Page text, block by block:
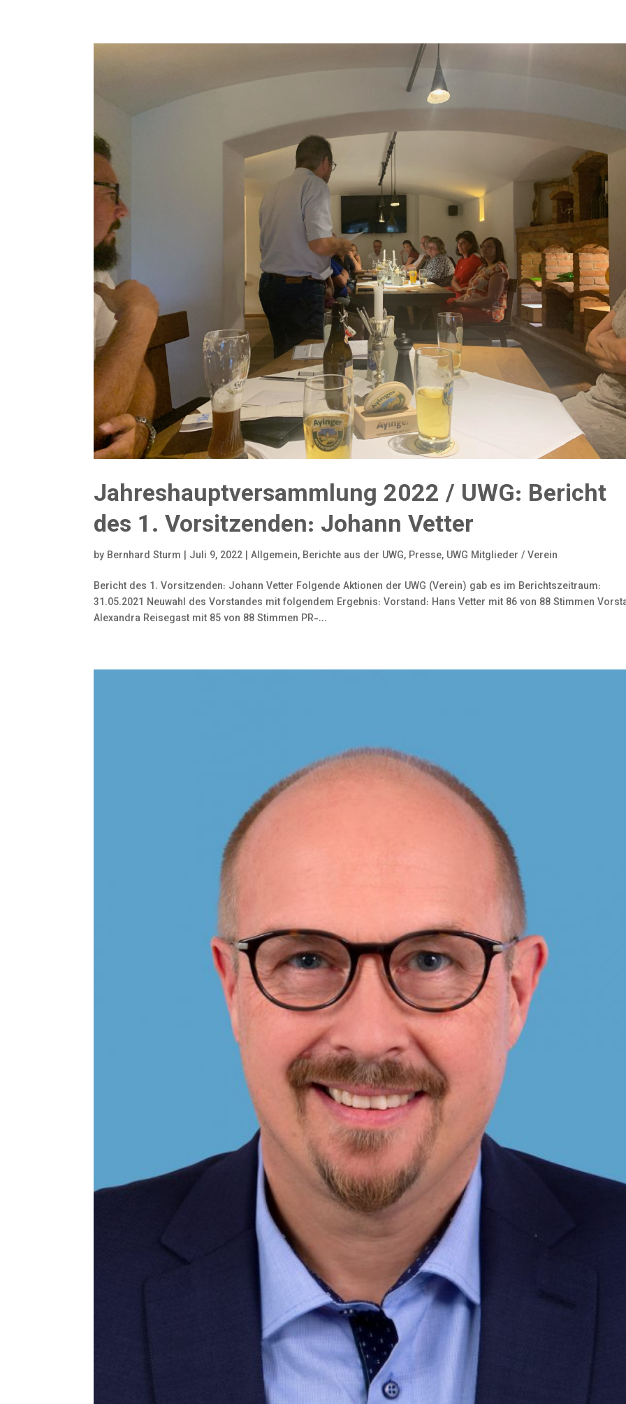
Jahreshauptversammlung 2022 / UWG: Bericht
des 1. Vorsitzenden: Johann Vetter
by Bernhard Sturm | Juli 9, 2022 |Allgemein, Berichte aus der UWG, Presse, UWG Mitglieder / Verein
Bericht des 1. Vorsitzenden: Johann Vetter Folgende Aktionen der UWG (Verein) gab es im Berichtszeitraum:
31.05.2021 Neuwahl des Vorstandes mit folgendem Ergebnis: Vorstand: Hans Vetter mit 86 von 88 Stimmen
Alexandra Reisegast mit 85 von 88 Stimmen PR-...